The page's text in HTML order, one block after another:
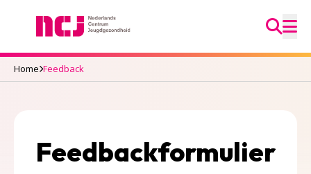
Ga
Home Feedback
Feedbackformulier